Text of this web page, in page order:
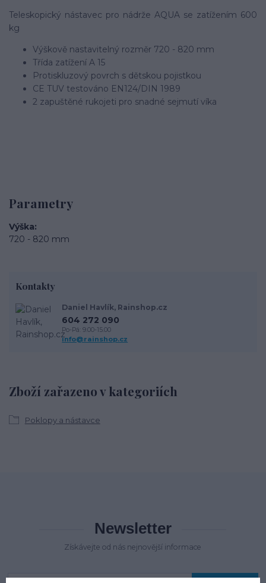
Teleskopický nástavec pro nádrže AQUA se zatížením 600
kg
Výškově nastavitelný rozměr 720 - 820 mm
Třída zatížení A 15
Protiskluzový povrch s dětskou pojistkou
CE TUV testováno EN124/DIN 1989
2 zapuštěné rukojeti pro snadné sejmutí víka
Parametry
Výška
720 - 820 mm
Zboží zařazeno v kategoriích
Poklopy a nástavce
Kontakty
Daniel Havlík, Rainshop.cz
604 272 090
Po-Pá: 9.00-15.00
info@rainshop.cz
Newsletter
Získávejte od nás nejnovější informace